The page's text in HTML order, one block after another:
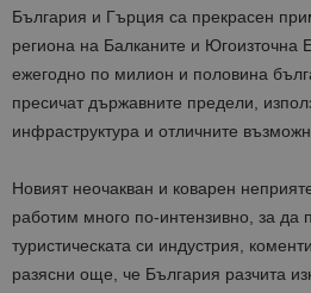
България и Гърция са прекрасен
региона на Балканите и Югоизточна
ежегодно по милион и половина
пресичат държавните предели,
инфраструктура и отличните
Новият неочакван и коварен
работим много по-интензивно, за да
туристическата си индустрия,
разясни още, че България разчита